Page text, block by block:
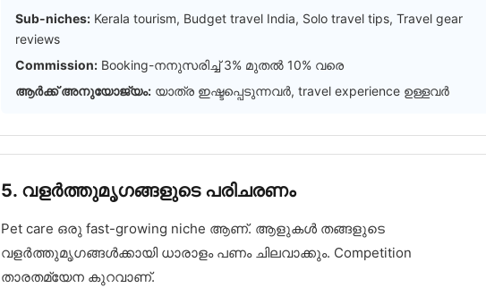
Sub-niches: Kerala tourism, Budget travel India, Solo travel tips, Travel gear
reviews
Commission: Booking-നനുസരിച്ച് 3% മുതൽ 10% വരെ
ആർക്ക് അനുയോജ്യം: യാത്ര ഇഷ്ടപ്പെടുന്നവർ, travel experience ഉള്ളവർ
5. വളർത്തുമൃഗങ്ങളുടെ പരിചരണം
Pet care ഒരു fast-growing niche ആണ്. ആളുകൾ തങ്ങളുടെ
വളർത്തുമൃഗങ്ങൾക്കായി ധാരാളം പണം ചിലവാക്കും. Competition
താരതമ്യേന കുറവാണ്.